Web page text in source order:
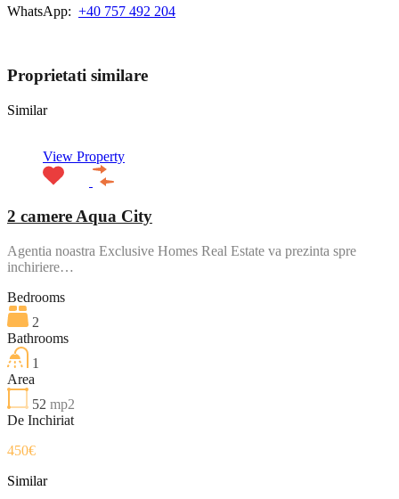
WhatsApp: +40 757 492 204
Proprietati similare
Similar
View Property
2 camere Aqua City
Agentia noastra Exclusive Homes Real Estate va prezinta spre
inchiriere…
Bedrooms
2
Bathrooms
1
Area
52 mp2
De Inchiriat
450€
Similar